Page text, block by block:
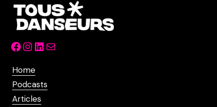
Facebook
Instagram
LinkedIn
Mail
Home
Podcasts
Articles